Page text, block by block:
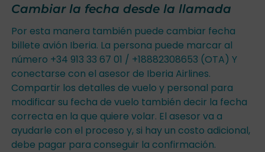
Cambiar la fecha desde la llamada
Por esta manera también puede cambiar fecha
billete avión Iberia. La persona puede marcar al
número +34 913 33 67 01 / +18882308653 (OTA) Y
conectarse con el asesor de Iberia Airlines.
Compartir los detalles de vuelo y personal para
modificar su fecha de vuelo también decir la fecha
correcta en la que quiere volar. El asesor va a
ayudarle con el proceso y, si hay un costo adicional,
debe pagar para conseguir la confirmación.